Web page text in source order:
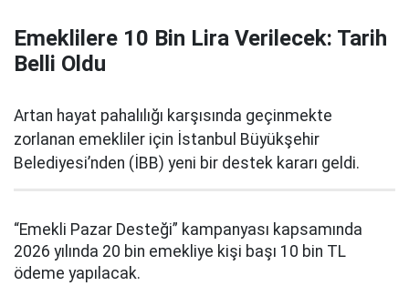
Emeklilere 10 Bin Lira Verilecek: Tarih
Belli Oldu
Artan hayat pahalılığı karşısında geçinmekte
zorlanan emekliler için İstanbul Büyükşehir
Belediyesi’nden (İBB) yeni bir destek kararı geldi.
“Emekli Pazar Desteği” kampanyası kapsamında
2026 yılında 20 bin emekliye kişi başı 10 bin TL
ödeme yapılacak.